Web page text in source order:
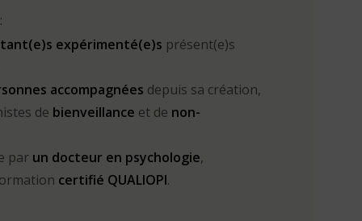
expérimenté(e)s présent(e)s
accompagnées depuis sa création,
de bienveillance et de non-
par un docteur en psychologie,
certifié QUALIOPI.